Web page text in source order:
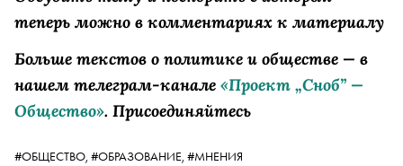
теперь можно в комментариях к материалу
Больше текстов о политике и обществе — в
нашем телеграм-канале «Проект „Сноб” —
Общество». Присоединяйтесь
#ОБЩЕСТВО, #ОБРАЗОВАНИЕ, #МНЕНИЯ